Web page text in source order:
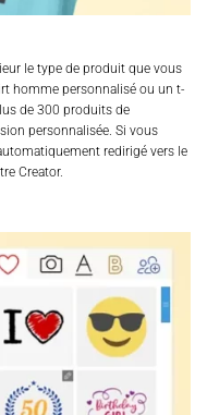
le type de produit que vous
homme personnalisé ou un t-
de 300 produits de
personnalisée. Si vous
redirigé vers le
Creator.